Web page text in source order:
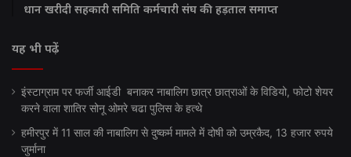
धान खरीदी सहकारी समिति कर्मचारी संघ की हड़ताल समाप्त
यह भी पढ़ें
इंस्टाग्राम पर फर्जी आईडी बनाकर नाबालिग छात्र छात्राओं के विडियो, फोटो शेयर
करने वाला शातिर सोनू ओमरे चढा पुलिस के हत्थे
हमीरपुर में 11 साल की नाबालिग से दुष्कर्म मामले में दोषी को उम्रकैद, 13 हजार रुपये
जुर्माना